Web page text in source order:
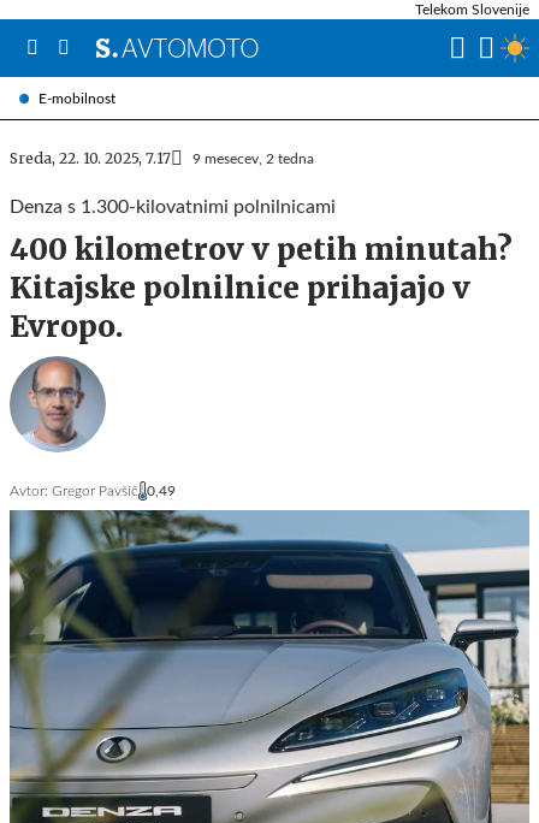
E-mobilnost
Telekom Slovenije
Sreda, 22. 10. 2025, 7.17 9 mesecev, 2 tedna
Denza s 1.300-kilovatnimi polnilnicami
400 kilometrov v petih minutah?
Kitajske polnilnice prihajajo v
Evropo.
Avtor: Gregor Pavšič 0,49